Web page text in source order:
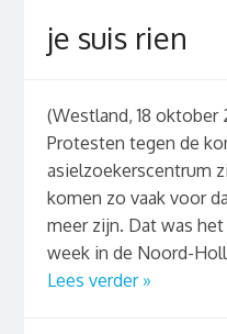
je suis rien
(Westland, 18 oktober
Protesten tegen de
asielzoekerscentrum
komen zo vaak voor
meer zijn. Dat was
week in de Noord-
Lees verder »